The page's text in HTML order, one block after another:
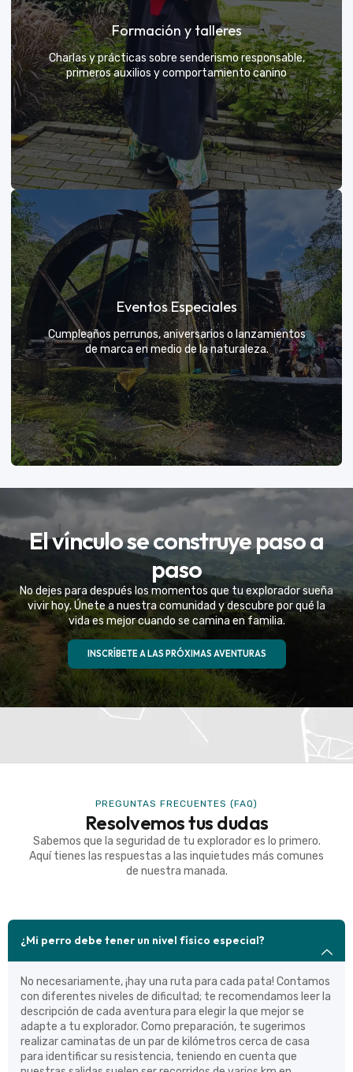
Tú eliges el parche y nosotros nos encargamos de
una aventura exclusiva
Formación y talleres
Charlas y prácticas sobre senderismo responsable,
primeros auxilios y comportamiento canino
Formación y talleres
Aprende de expertos a ser el mejor guía para tu
propio explorador
VER MÁS
Eventos Especiales
Cumpleaños perrunos, aniversarios o lanzamientos
de marca en medio de la naturaleza.
Eventos Especiales
Celebramos la vida de tu mejor amigo con una
experiencia fuera de serie
VER MÁS
El vínculo se construye paso a
paso
No dejes para después los momentos que tu explorador sueña
vivir hoy. Únete a nuestra comunidad y descubre por qué la
vida es mejor cuando se camina en familia.
INSCRÍBETE A LAS PRÓXIMAS AVENTURAS
PREGUNTAS FRECUENTES (FAQ)
Resolvemos tus dudas
Sabemos que la seguridad de tu explorador es lo primero.
Aquí tienes las respuestas a las inquietudes más comunes
de nuestra manada.
¿Mi perro debe tener un nivel físico especial?
No necesariamente, ¡hay una ruta para cada pata! Contamos
con diferentes niveles de dificultad; te recomendamos leer la
descripción de cada aventura para elegir la que mejor se
adapte a tu explorador. Como preparación, te sugerimos
realizar caminatas de un par de kilómetros cerca de casa
para identificar su resistencia, teniendo en cuenta que